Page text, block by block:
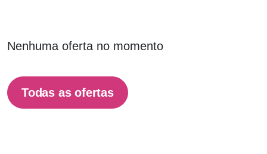
Nenhuma oferta no momento
Todas as ofertas